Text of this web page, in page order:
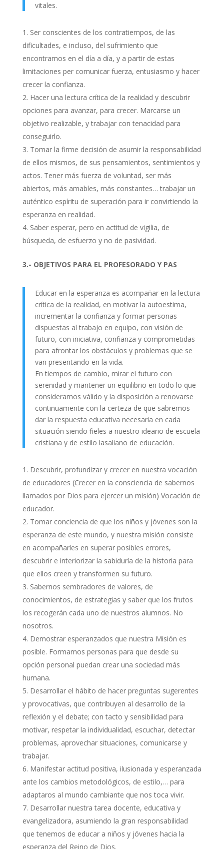
vitales.
Ser conscientes de los contratiempos, de las
dificultades, e incluso, del sufrimiento que
encontramos en el día a día, y a partir de estas
limitaciones per comunicar fuerza, entusiasmo y hacer
crecer la confianza.
Hacer una lectura crítica de la realidad y descubrir
opciones para avanzar, para crecer. Marcarse un
objetivo realizable, y trabajar con tenacidad para
conseguirlo.
Tomar la firme decisión de asumir la responsabilidad
de ellos mismos, de sus pensamientos, sentimientos y
actos. Tener más fuerza de voluntad, ser más
abiertos, más amables, más constantes… trabajar un
auténtico espíritu de superación para ir convirtiendo la
esperanza en realidad.
Saber esperar, pero en actitud de vigilia, de
búsqueda, de esfuerzo y no de pasividad.
3.- OBJETIVOS PARA EL PROFESORADO Y PAS
Educar en la esperanza es acompañar en la lectura
crítica de la realidad, en motivar la autoestima,
incrementar la confianza y formar personas
dispuestas al trabajo en equipo, con visión de
futuro, con iniciativa, confianza y comprometidas
para afrontar los obstáculos y problemas que se
van presentando en la vida.
En tiempos de cambio, mirar el futuro con
serenidad y mantener un equilibrio en todo lo que
consideramos válido y la disposición a renovarse
continuamente con la certeza de que sabremos
dar la respuesta educativa necesaria en cada
situación siendo fieles a nuestro ideario de escuela
cristiana y de estilo lasaliano de educación.
Descubrir, profundizar y crecer en nuestra vocación
de educadores (Crecer en la consciencia de sabernos
llamados por Dios para ejercer un misión) Vocación de
educador.
Tomar conciencia de que los niños y jóvenes son la
esperanza de este mundo, y nuestra misión consiste
en acompañarles en superar posibles errores,
descubrir e interiorizar la sabiduría de la historia para
que ellos creen y transformen su futuro.
Sabernos sembradores de valores, de
conocimientos, de estrategias y saber que los frutos
los recogerán cada uno de nuestros alumnos. No
nosotros.
Demostrar esperanzados que nuestra Misión es
posible. Formamos personas para que desde su
opción personal puedan crear una sociedad más
humana.
Desarrollar el hábito de hacer preguntas sugerentes
y provocativas, que contribuyen al desarrollo de la
reflexión y el debate; con tacto y sensibilidad para
motivar, respetar la individualidad, escuchar, detectar
problemas, aprovechar situaciones, comunicarse y
trabajar.
Manifestar actitud positiva, ilusionada y esperanzada
ante los cambios metodológicos, de estilo,… para
adaptaros al mundo cambiante que nos toca vivir.
Desarrollar nuestra tarea docente, educativa y
evangelizadora, asumiendo la gran responsabilidad
que tenemos de educar a niños y jóvenes hacia la
esperanza del Reino de Dios.